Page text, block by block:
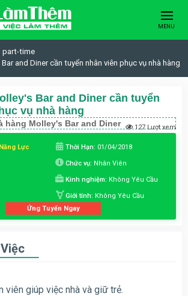
MENU
part-time
and Diner cần tuyển nhân viên phục vụ nhà hàng
Bar and Diner cần tuyển
vụ nhà hàng
hàng Molley's Bar and Diner 127 Lượt xem
Lực Thời Hạn: 01/04/2018
Chức vụ: Nhân Viên
Kinh nghiệm: Không Yêu Cầu
Giới tính: Không Yêu Cầu
Ứng Tuyển Ngay
viên giúp việc nhà và giữ trẻ.